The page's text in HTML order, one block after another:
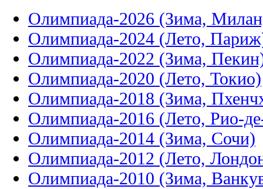
Олимпиада-2026 (Зима,
Олимпиада-2024 (Лето,
Олимпиада-2022 (Зима,
Олимпиада-2020 (Лето, Токио)
Олимпиада-2018 (Зима,
Олимпиада-2016 (Лето, Рио-
Олимпиада-2014 (Зима, Сочи)
Олимпиада-2012 (Лето,
Олимпиада-2010 (Зима,